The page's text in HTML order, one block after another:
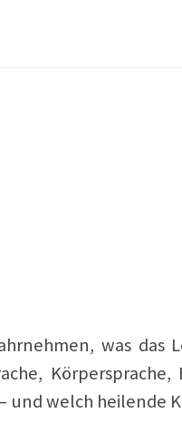
was das
Körpersprache,
welch heilende